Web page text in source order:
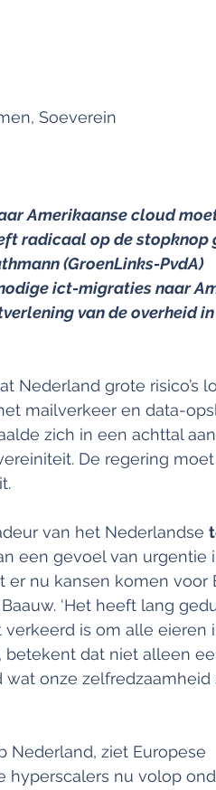
Soeverein
Amerikaanse cloud
radicaal op de stopknop
(GroenLinks-PvdA)
ict-migraties naar
van de overheid
Nederland grote risico’s
mailverkeer en data-
zich in een achttal
De regering
van het Nederlandse
een gevoel van urgentie
er nu kansen komen voor
‘Het heeft lang
is om alle eieren
betekent dat niet alleen
onze zelfredzaamheid
Nederland, ziet Europese
hyperscalers nu volop